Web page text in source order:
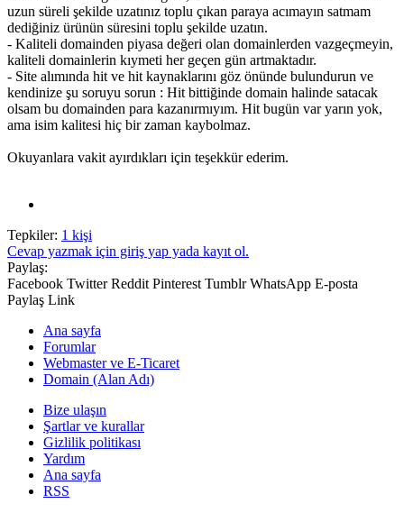
uzun süreli şekilde uzatınız toplu çıkan paraya acımayın satmam
dediğiniz ürünün süresini toplu şekilde uzatın.
- Kaliteli domainden piyasa değeri olan domainlerden vazgeçmeyin,
kaliteli domainlerin kıymeti her geçen gün artmaktadır.
- Site alımında hit ve hit kaynaklarını göz önünde bulundurun ve
kendinize şu soruyu sorun : Hit bittiğinde domain halinde satacak
olsam bu domainden para kazanırmıyım. Hit bugün var yarın yok,
ama isim kalitesi hiç bir zaman kaybolmaz.
Okuyanlara vakit ayırdıkları için teşekkür ederim.
Tepkiler: 1 kişi
Cevap yazmak için giriş yap yada kayıt ol.
Paylaş:
Facebook Twitter Reddit Pinterest Tumblr WhatsApp E-posta
Paylaş Link
Ana sayfa
Forumlar
Webmaster ve E-Ticaret
Domain (Alan Adı)
Bize ulaşın
Şartlar ve kurallar
Gizlilik politikası
Yardım
Ana sayfa
RSS